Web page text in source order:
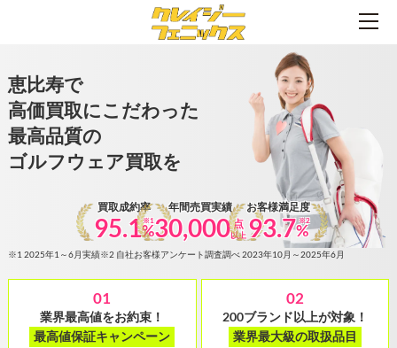
恵比寿で
高価買取にこだわった
最高品質の
ゴルフウェア買取を
買取成約率
95.1※1
%
年間売買実績
30,000 点
以上
お客様満足度
93.7 ※2
%
※1 2025年1～6月実績※2 自社お客様アンケート調査調べ 2023年10月～2025年6月
01
業界最高値をお約束！
最高値保証キャンペーン
02
200ブランド以上が対象！
業界最大級の取扱品目